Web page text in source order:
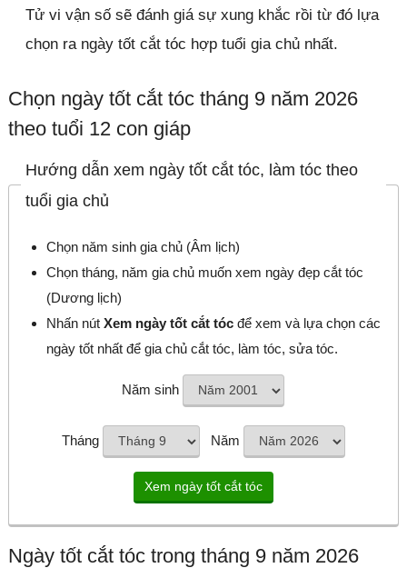
Tử vi vận số sẽ đánh giá sự xung khắc rồi từ đó lựa
chọn ra ngày tốt cắt tóc hợp tuổi gia chủ nhất.
Chọn ngày tốt cắt tóc tháng 9 năm 2026
theo tuổi 12 con giáp
Hướng dẫn xem ngày tốt cắt tóc, làm tóc theo
tuổi gia chủ
Chọn năm sinh gia chủ (Âm lịch)
Chọn tháng, năm gia chủ muốn xem ngày đẹp cắt tóc
(Dương lịch)
Nhấn nútXem ngày tốt cắt tóc để xem và lựa chọn các
ngày tốt nhất để gia chủ cắt tóc, làm tóc, sửa tóc.
Năm sinh
Tháng Năm
Ngày tốt cắt tóc trong tháng 9 năm 2026